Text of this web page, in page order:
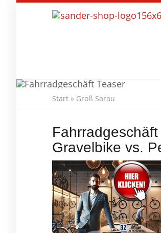
Start » Groß Sarau
Gravelbike vs.